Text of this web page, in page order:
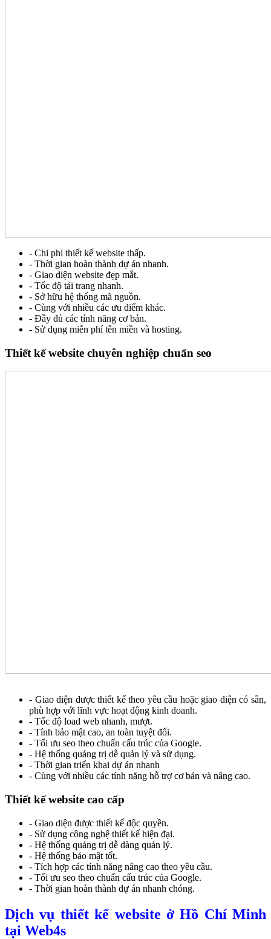
- Chi phi thiết kế website thấp.
- Thời gian hoàn thành dự án nhanh.
- Giao diện website đẹp mắt.
- Tốc độ tải trang nhanh.
- Sở hữu hệ thống mã nguồn.
- Cùng với nhiều các ưu điểm khác.
- Đầy đủ các tính năng cơ bản.
- Sử dụng miễn phí tên miền và hosting.
Thiết kế website chuyên nghiệp chuẩn seo
- Giao diện được thiết kế theo yêu cầu hoặc giao diện có sẵn,
phù hợp với lĩnh vực hoạt động kinh doanh.
- Tốc độ load web nhanh, mượt.
- Tính bảo mật cao, an toàn tuyệt đối.
- Tối ưu seo theo chuẩn cấu trúc của Google.
- Hệ thống quảng trị dễ quản lý và sử dụng.
- Thời gian triển khai dự án nhanh
- Cùng với nhiều các tính năng hỗ trợ cơ bản và nâng cao.
Thiết kế website cao cấp
- Giao diện được thiết kế độc quyền.
- Sử dụng công nghệ thiết kế hiện đại.
- Hệ thống quảng trị dễ dàng quản lý.
- Hệ thống bảo mật tốt.
- Tích hợp các tính năng nâng cao theo yêu cầu.
- Tối ưu seo theo chuẩn cấu trúc của Google.
- Thời gian hoàn thành dự án nhanh chóng.
Dịch vụ thiết kế website ở Hồ Chí Minh
tại Web4s